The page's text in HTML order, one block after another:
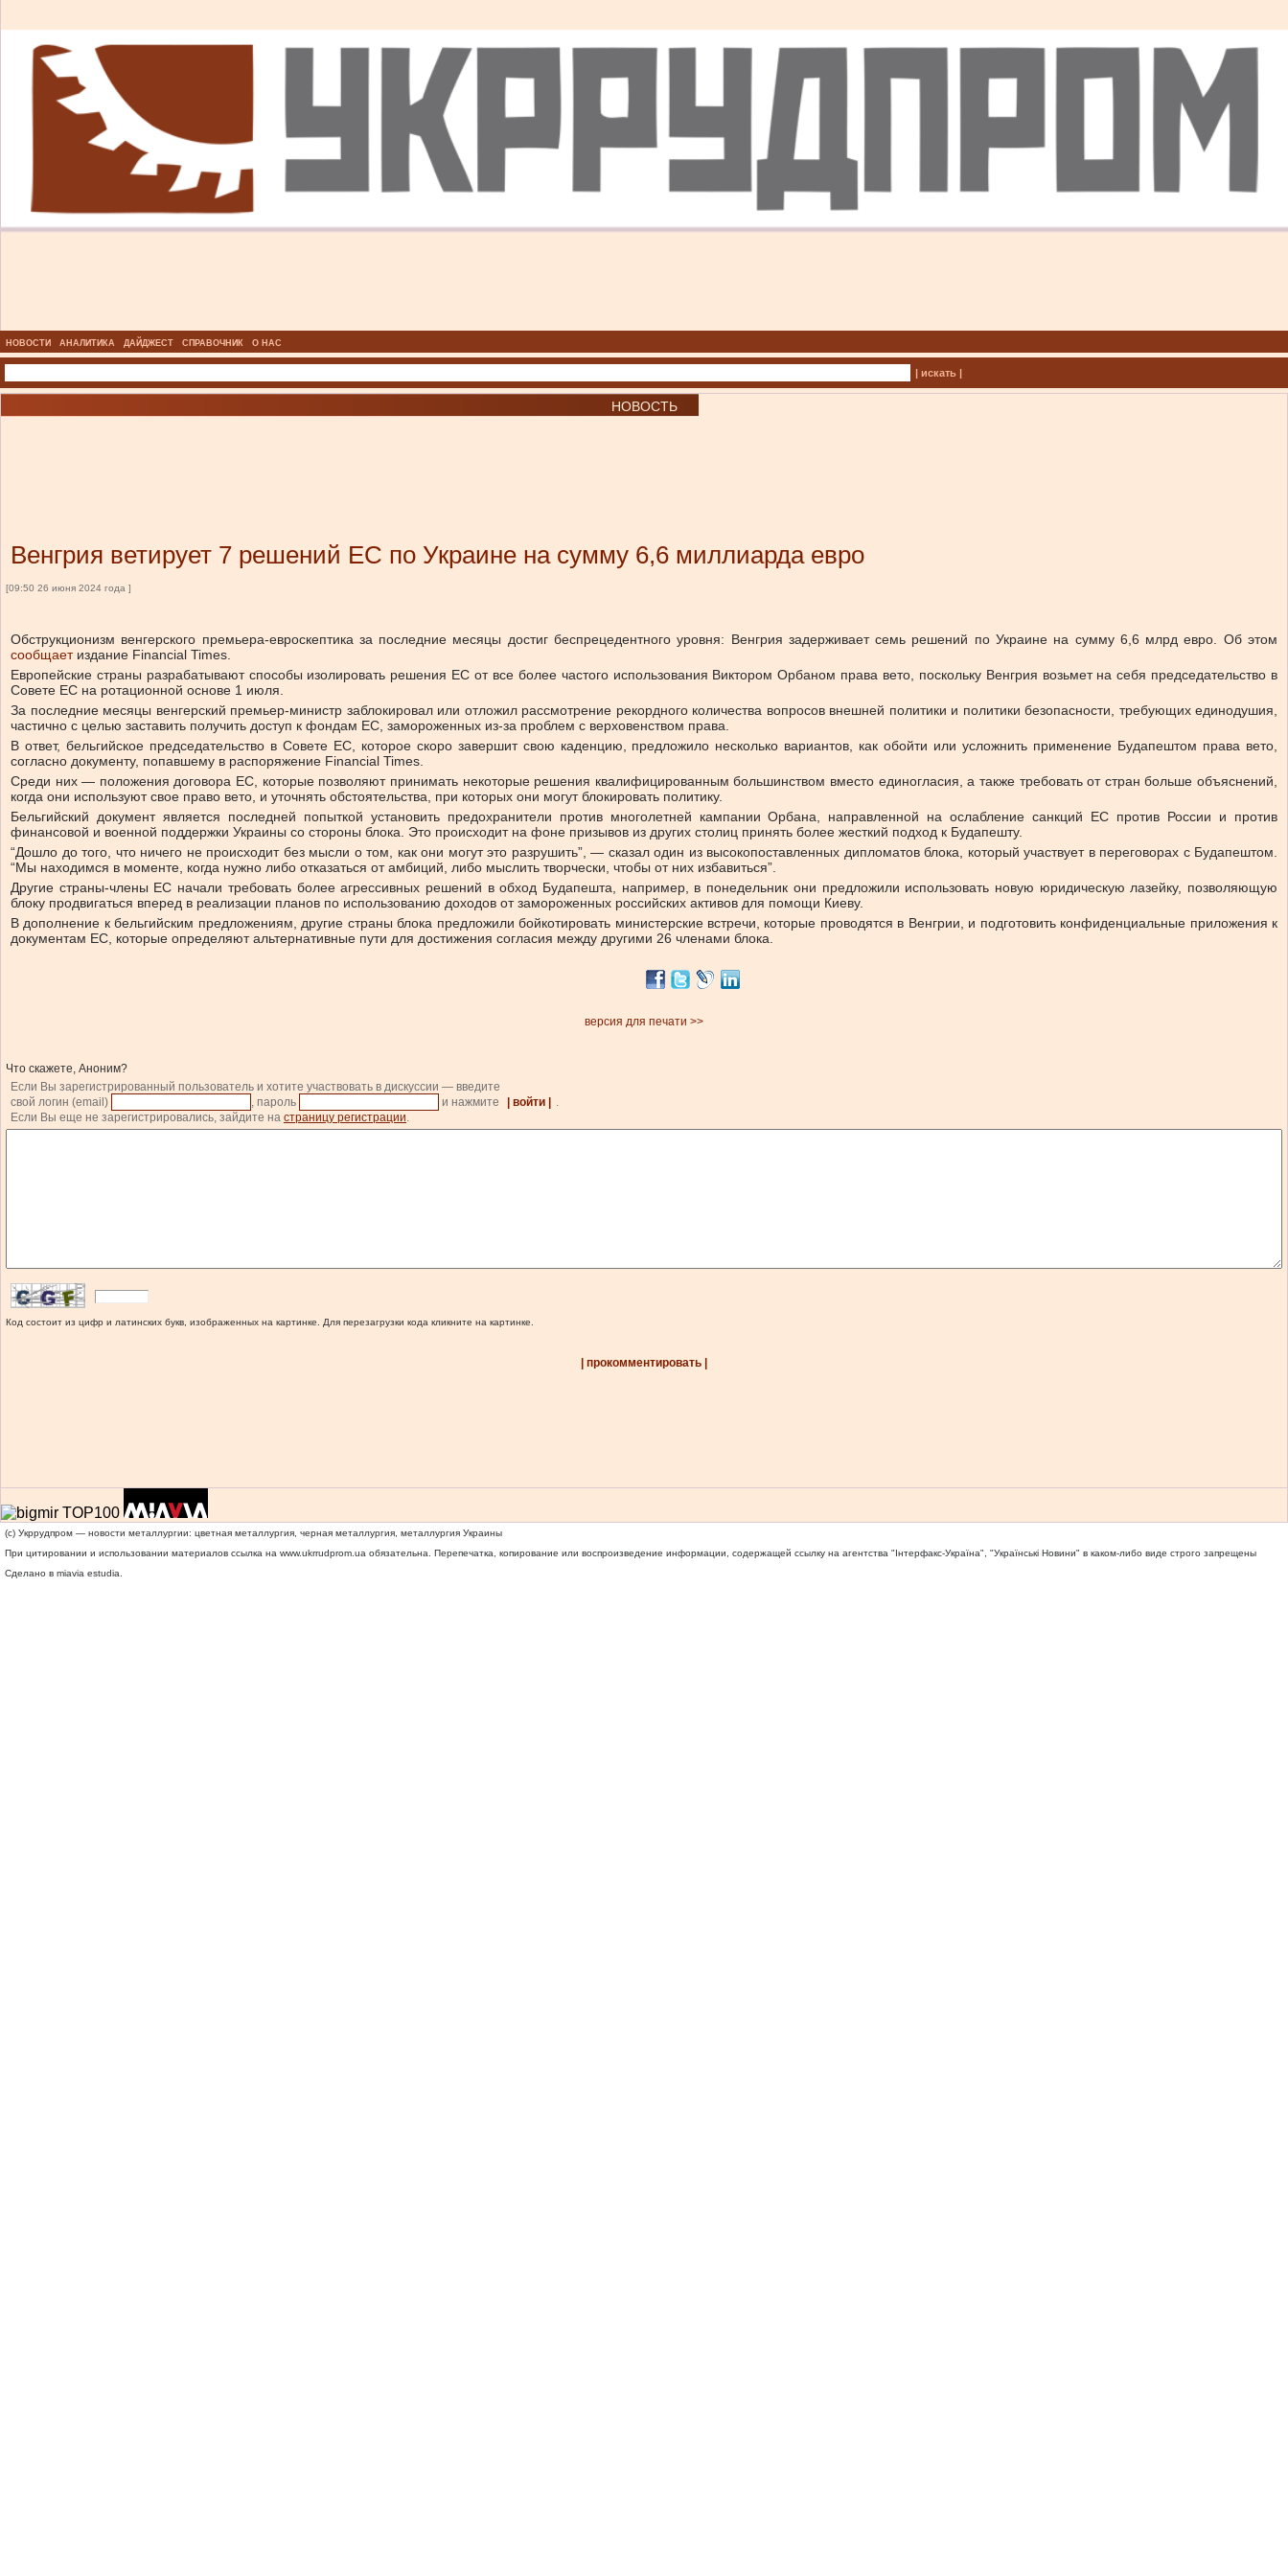
НОВОСТИ АНАЛИТИКА ДАЙДЖЕСТ СПРАВОЧНИК О НАС
| искать |
НОВОСТЬ
Венгрия ветирует 7 решений ЕС по Украине на сумму 6,6 миллиарда евро
[09:50 26 июня 2024 года ]
Обструкционизм венгерского премьера-евроскептика за последние месяцы достиг беспрецедентного уровня: Венгрия задерживает семь решений по Украине на сумму 6,6 млрд евро. Об этом
сообщает издание Financial Times.
Европейские страны разрабатывают способы изолировать решения ЕС от все более частого использования Виктором Орбаном права вето, поскольку Венгрия возьмет на себя председательство в
Совете ЕС на ротационной основе 1 июля.
За последние месяцы венгерский премьер-министр заблокировал или отложил рассмотрение рекордного количества вопросов внешней политики и политики безопасности, требующих единодушия,
частично с целью заставить получить доступ к фондам ЕС, замороженных из-за проблем с верховенством права.
В ответ, бельгийское председательство в Совете ЕС, которое скоро завершит свою каденцию, предложило несколько вариантов, как обойти или усложнить применение Будапештом права вето,
согласно документу, попавшему в распоряжение Financial Times.
Среди них — положения договора ЕС, которые позволяют принимать некоторые решения квалифицированным большинством вместо единогласия, а также требовать от стран больше объяснений,
когда они используют свое право вето, и уточнять обстоятельства, при которых они могут блокировать политику.
Бельгийский документ является последней попыткой установить предохранители против многолетней кампании Орбана, направленной на ослабление санкций ЕС против России и против
финансовой и военной поддержки Украины со стороны блока. Это происходит на фоне призывов из других столиц принять более жесткий подход к Будапешту.
“Дошло до того, что ничего не происходит без мысли о том, как они могут это разрушить”, — сказал один из высокопоставленных дипломатов блока, который участвует в переговорах с Будапештом.
“Мы находимся в моменте, когда нужно либо отказаться от амбиций, либо мыслить творчески, чтобы от них избавиться”.
Другие страны-члены ЕС начали требовать более агрессивных решений в обход Будапешта, например, в понедельник они предложили использовать новую юридическую лазейку, позволяющую
блоку продвигаться вперед в реализации планов по использованию доходов от замороженных российских активов для помощи Киеву.
В дополнение к бельгийским предложениям, другие страны блока предложили бойкотировать министерские встречи, которые проводятся в Венгрии, и подготовить конфиденциальные приложения к
документам ЕС, которые определяют альтернативные пути для достижения согласия между другими 26 членами блока.
версия для печати >>
Что скажете, Аноним?
Если Вы зарегистрированный пользователь и хотите участвовать в дискуссии — введите
свой логин (email)
, пароль и нажмите | войти |
.
Если Вы еще не зарегистрировались, зайдите на страницу регистрации.
Код состоит из цифр и латинских букв, изображенных на картинке. Для перезагрузки кода кликните на картинке.
| прокомментировать |
(c) Укррудпром — новости металлургии: цветная металлургия, черная металлургия, металлургия Украины
При цитировании и использовании материалов ссылка на www.ukrrudprom.ua обязательна. Перепечатка, копирование или воспроизведение информации, содержащей ссылку на агентства "Iнтерфакс-Україна", "Українськi Новини" в каком-либо виде строго запрещены
Сделано в miavia estudia.